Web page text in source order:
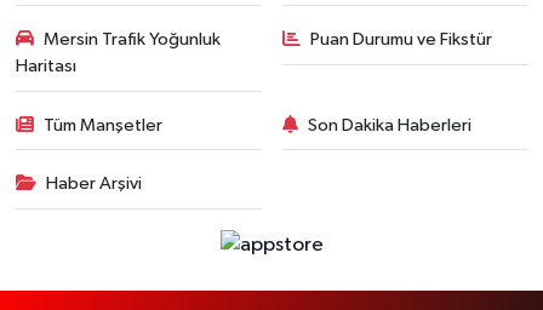
Mersin Trafik Yoğunluk
Haritası
Puan Durumu ve Fikstür
Tüm Manşetler Son Dakika Haberleri
Haber Arşivi